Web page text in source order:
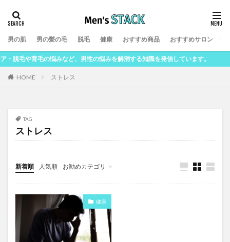
男の肌 男の髪の毛 脱毛 健康 おすすめ商品 おすすめサロン
など、男性の悩みを解消する知識を発信しています。
HOME ストレス
TAG
ストレス
新着順 人気順 お勧めカテゴリ
脱毛
男の肌
男の髪の毛
健康
おすすめ商品
健康